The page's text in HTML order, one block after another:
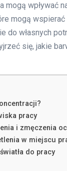
wpływać
mogą
do własnych
się, jakie
pracy
i zmęczenia
w miejscu
do pracy